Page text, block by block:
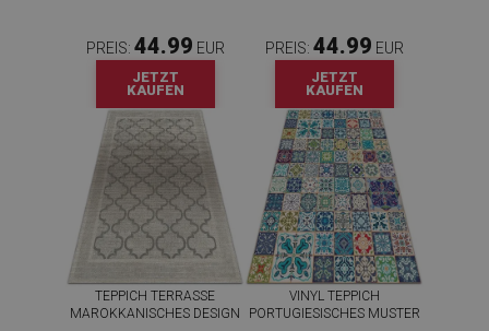
PREIS: 44.99 EUR
JETZT
KAUFEN
PREIS: 44.99 EUR
JETZT
KAUFEN
TEPPICH TERRASSE
MAROKKANISCHES DESIGN
VINYL TEPPICH
PORTUGIESISCHES MUSTER